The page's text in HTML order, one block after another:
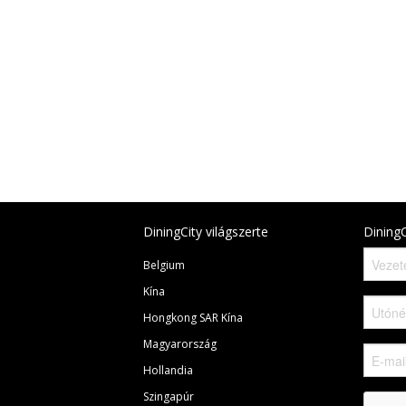
DiningCity világszerte
Belgium
Kína
Hongkong SAR Kína
Magyarország
Hollandia
Szingapúr